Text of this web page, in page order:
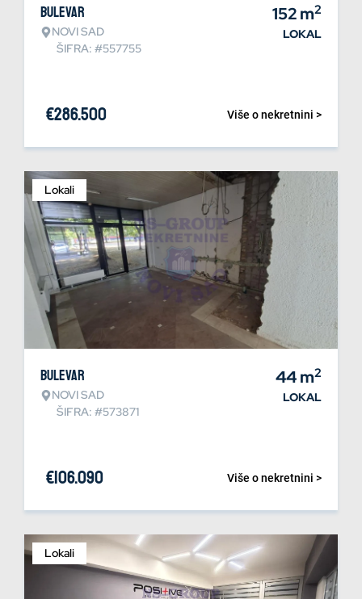
Bulevar
NOVI SAD
ŠIFRA: #557755
152m2
LOKAL
Više o nekretnini >
€286.500
Lokali
Bulevar
NOVI SAD
ŠIFRA: #573871
44m2
LOKAL
Više o nekretnini >
€106.090
Lokali